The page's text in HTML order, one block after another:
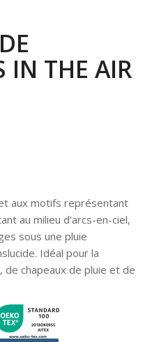
IN THE AIR
aux motifs représentant
au milieu d’arcs-en-ciel,
sous une pluie
Idéal pour la
de chapeaux de pluie et de